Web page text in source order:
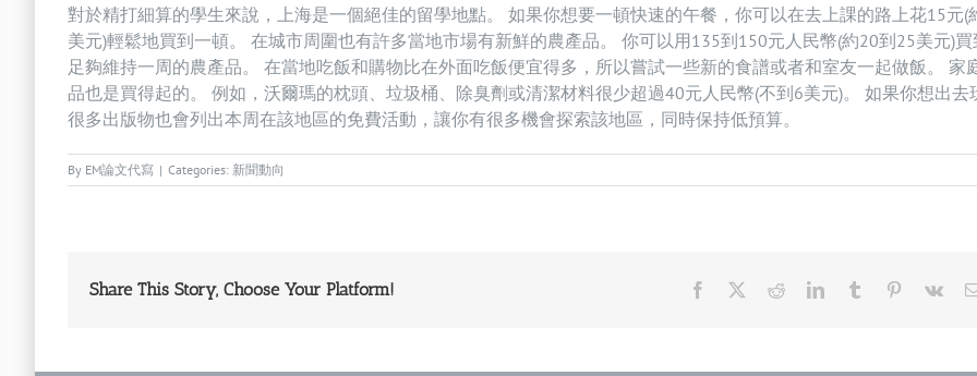
對於精打細算的學生來說，上海是一個絕佳的留學地點。 如果你想要一頓快速的午餐，你可以在去上課的路上花15元(
美元)輕鬆地買到一頓。 在城市周圍也有許多當地市場有新鮮的農產品。 你可以用135到150元人民幣(約20到25美元)買
足夠維持一周的農產品。 在當地吃飯和購物比在外面吃飯便宜得多，所以嘗試一些新的食譜或者和室友一起做飯。 家
品也是買得起的。 例如，沃爾瑪的枕頭、垃圾桶、除臭劑或清潔材料很少超過40元人民幣(不到6美元)。 如果你想出去
很多出版物也會列出本周在該地區的免費活動，讓你有很多機會探索該地區，同時保持低預算。
By EM論文代寫 | Categories: 新聞動向
Share This Story, Choose Your Platform! Facebook RedditLinkedInTumblr Pinterest
Vk